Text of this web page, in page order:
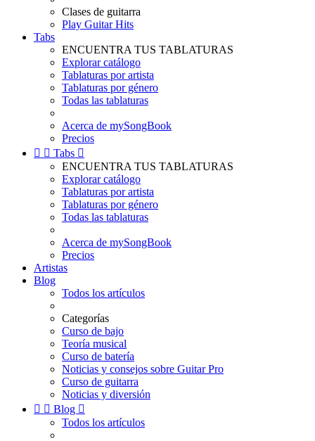
Clases de guitarra
Play Guitar Hits
Tabs
ENCUENTRA TUS TABLATURAS
Explorar catálogo
Tablaturas por artista
Tablaturas por género
Todas las tablaturas
Acerca de mySongBook
Precios
  Tabs 
ENCUENTRA TUS TABLATURAS
Explorar catálogo
Tablaturas por artista
Tablaturas por género
Todas las tablaturas
Acerca de mySongBook
Precios
Artistas
Blog
Todos los artículos
Categorías
Curso de bajo
Teoría musical
Curso de batería
Noticias y consejos sobre Guitar Pro
Curso de guitarra
Noticias y diversión
  Blog 
Todos los artículos